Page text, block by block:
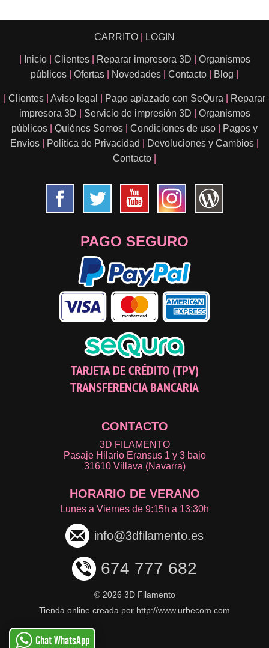
CARRITO LOGIN
Inicio Clientes Reparar impresora 3D
Organismos
públicos
Ofertas Novedades Contacto Blog
Clientes Aviso legal Pago aplazado con SeQura
Reparar
impresora 3D
Servicio de impresión 3D
Organismos
públicos
Quiénes Somos Condiciones de uso
Pagos y
Envíos
Política de Privacidad Devoluciones y Cambios
Contacto
PAGO SEGURO
TARJETA DE CRÉDITO (TPV)
TRANSFERENCIA BANCARIA
CONTACTO
3D FILAMENTO
Pasaje Hilario Eransus 1 y 3 bajo
31610 Villava (Navarra)
HORARIO DE VERANO
Lunes a Viernes de 9:15h a 13:30h
info@3dfilamento.es
674 777 682
©2026 3D Filamento
Tienda online creada por http://www.urbecom.com
Chat WhatsApp